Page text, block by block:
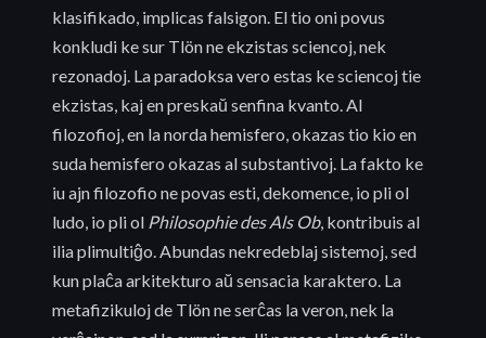
klasifikado, implicas falsigon. El tio oni povus
konkludi ke sur Tlön ne ekzistas sciencoj, nek
rezonadoj. La paradoksa vero estas ke sciencoj tie
ekzistas, kaj en preskaŭ senfina kvanto. Al
filozofioj, en la norda hemisfero, okazas tio kio en
suda hemisfero okazas al substantivoj. La fakto ke
iu ajn filozofio ne povas esti, dekomence, io pli ol
ludo, io pli ol Philosophie des Als Ob, kontribuis al
ilia plimultiĝo. Abundas nekredeblaj sistemoj, sed
kun plaĉa arkitekturo aŭ sensacia karaktero. La
metafizikuloj de Tlön ne serĉas la veron, nek la